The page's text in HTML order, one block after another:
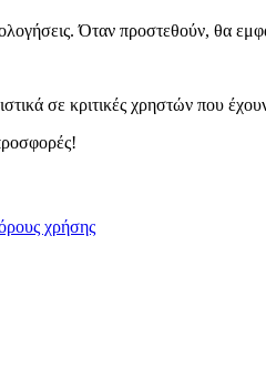
Όταν προστεθούν, θα
σε κριτικές χρηστών που
χρήσης